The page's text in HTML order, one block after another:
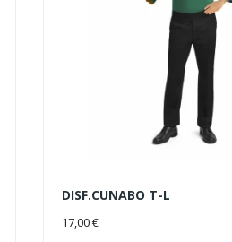
DISF.CUNABO T-L
17,00 €AÑADIR AL CARRITO